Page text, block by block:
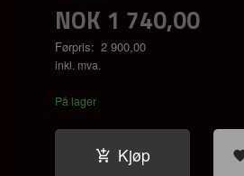
NOK 1 740,00
Førpris: 2 900,00
Rabatt
inkl. mva.
På lager
Kjøp